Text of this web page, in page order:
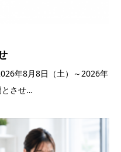
年8月8日（土）～2026年
とさせ…